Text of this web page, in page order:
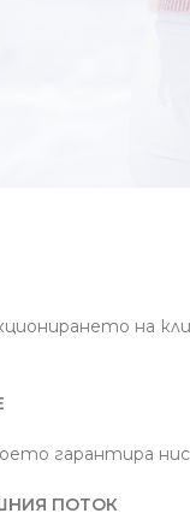
на
гарантира
ПОТОК